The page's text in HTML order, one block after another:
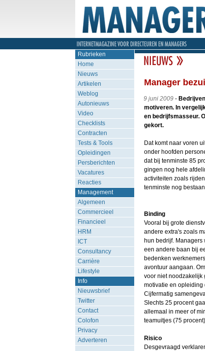
Rubrieken
Home
Nieuws
Artikelen
Weblog
Autonieuws
Video
Checklists
Contracten
Tests & Tools
Opleidingen
Persberichten
Vacatures
Reacties
Management
Algemeen
Commercieel
Financieel
HRM
ICT
Consultancy
Carrière
Lifestyle
Info
Nieuwsbrief
Twitter
Contact
Colofon
Privacy
Adverteren
Manager
9 juni 2009-
motiveren. In
en bedrijfsmasseur.
gekort.
Dat komt naar voren
onder hoofden
dat bij tenminste 85
gingen nog hele
activiteiten zoals
tenminste nog
Binding
Vooral bij grote
andere extra's zoals
hun bedrijf.
een andere baan bij
bedenken
avontuur aangaan.
voor niet noodzakelijk
motivatie en opleiding
Cijfermatig
Slechts 25 procent
allemaal in meer of
teamuitjes (75
Risico
Desgevraagd